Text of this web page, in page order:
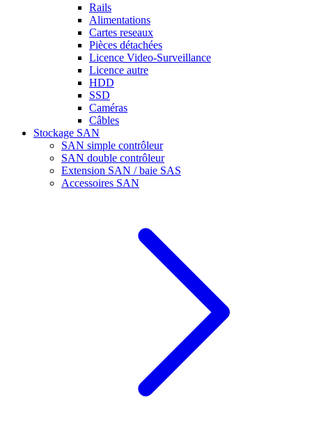
Rails
Alimentations
Cartes reseaux
Pièces détachées
Licence Video-Surveillance
Licence autre
HDD
SSD
Caméras
Câbles
Stockage SAN
SAN simple contrôleur
SAN double contrôleur
Extension SAN / baie SAS
Accessoires SAN